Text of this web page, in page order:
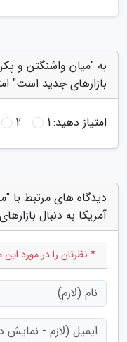
به "میان واشنگتن و
بازارهای جدید است"
امتیاز دهید:1
2
دیدگاه های مرتبط با
آمریکا به دنبال
* نظرتان را در مورد این